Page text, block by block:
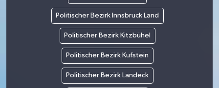
Politischer Bezirk Innsbruck Land
Politischer Bezirk Kitzbühel
Politischer Bezirk Kufstein
Politischer Bezirk Landeck